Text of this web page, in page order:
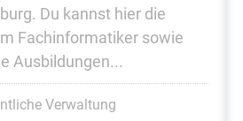
Du kannst hier die
Fachinformatiker sowie
Ausbildungen...
Verwaltung